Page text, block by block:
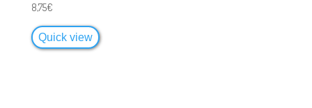
8,75€
Quick view